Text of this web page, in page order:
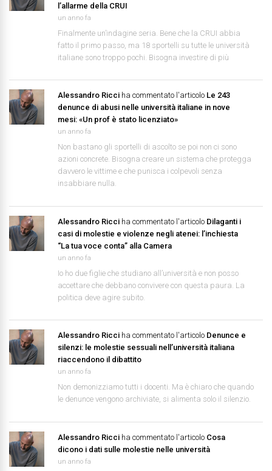
l’allarme della CRUI
un anno fa
Finalmente un’indagine seria. Bene che la CRUI abbia
fatto il primo passo, ma 18 sportelli su tutte le università
italiane sono troppo pochi. Bisogna investire di più
Alessandro Ricci ha commentato l'articolo Le 243
denunce di abusi nelle università italiane in nove
mesi: «Un prof è stato licenziato»
un anno fa
Non bastano gli sportelli di ascolto se poi non ci sono
azioni concrete. Bisogna creare un sistema che protegga
davvero le vittime e che punisca i colpevoli senza
insabbiare nulla.
Alessandro Ricci ha commentato l'articolo Dilaganti i
casi di molestie e violenze negli atenei: l’inchiesta
“La tua voce conta” alla Camera
un anno fa
Io ho due figlie che studiano all’università e non posso
accettare che debbano convivere con questa paura. La
politica deve agire subito.
Alessandro Ricci ha commentato l'articolo Denunce e
silenzi: le molestie sessuali nell’università italiana
riaccendono il dibattito
un anno fa
Non demonizziamo tutti i docenti. Ma è chiaro che quando
le denunce vengono archiviate, si alimenta solo il silenzio.
Alessandro Ricci ha commentato l'articolo Cosa
dicono i dati sulle molestie nelle università
un anno fa